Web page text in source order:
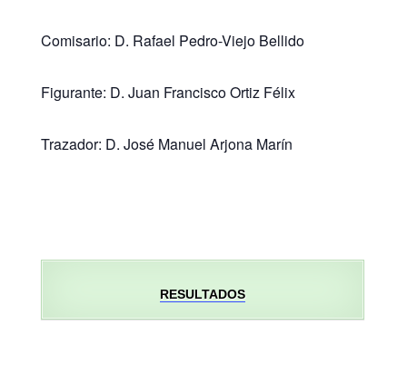
Comisario: D. Rafael Pedro-Viejo Bellido
Figurante: D. Juan Francisco Ortiz Félix
Trazador: D. José Manuel Arjona Marín
RESULTADOS